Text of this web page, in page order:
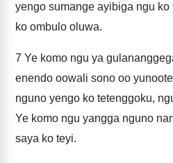
yengo sumange ayibiga ngu
ko ombulo oluwa.
7 Ye komo ngu ya
enendo oowali sono oo
nguno yengo ko tetenggoku,
Ye komo ngu yangga nguno
saya ko teyi.